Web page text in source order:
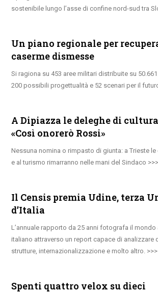
sostenibile lungo l’asse di confine nord-sud tra
Un piano regionale per
caserme dismesse
Si ragiona su 453 aree militari distribuite su
200 possibili progettualità e 52 scenari per il
A Dipiazza le deleghe di
«Così onorerò Rossi»
Nessuna nomina o rimpasto di giunta: a Trieste le
e al turismo rimarranno nelle mani del Sindaco
Il Censis premia Udine, terza
d’Italia
L’annuale rapporto da 25 anni fotografa il
italiano attraverso un report capace di analizzare
strutture, internazionalizzazione e molto altro.
Spenti quattro velox su dieci